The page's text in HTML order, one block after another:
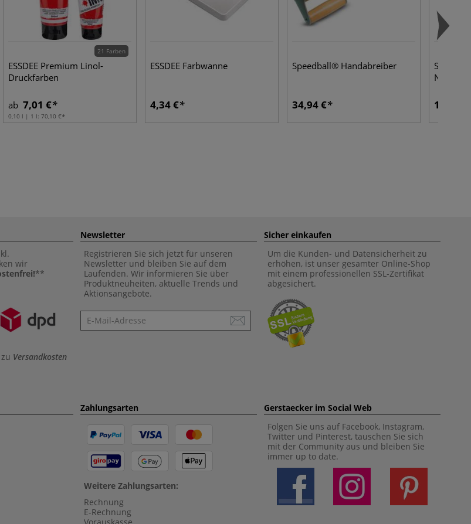
21 Farben
ESSDEE Premium Linol-
Druckfarben
ab 7,01 €
0,10 l | 1 l: 70,10 €
ESSDEE Farbwanne
4,34 €
Speedball® Handabreiber
34,94 €
Nr.1
19,21 €
wir
**
Versandkosten
Newsletter
Registrieren Sie sich jetzt für unseren
Newsletter und bleiben Sie auf dem
Laufenden. Wir informieren Sie über
Produktneuheiten, aktuelle Trends und
Aktionsangebote.
Newsletter
Sicher einkaufen
Um die Kunden- und Datensicherheit zu
erhöhen, ist unser gesamter Online-Shop
mit einem professionellen SSL-Zertifikat
abgesichert.
Zahlungsarten
Weitere Zahlungsarten:
Rechnung
E-Rechnung
Gerstaecker im Social Web
Folgen Sie uns auf Facebook, Instagram,
Twitter und Pinterest, tauschen Sie sich
mit der Community aus und bleiben Sie
immer up to date.